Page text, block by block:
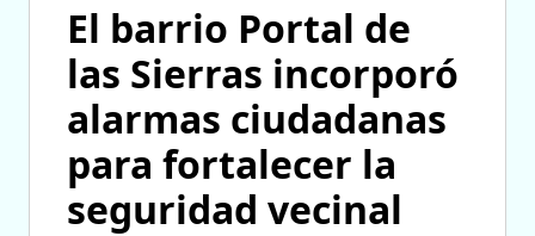
El barrio Portal de
las Sierras incorporó
alarmas ciudadanas
para fortalecer la
seguridad vecinal